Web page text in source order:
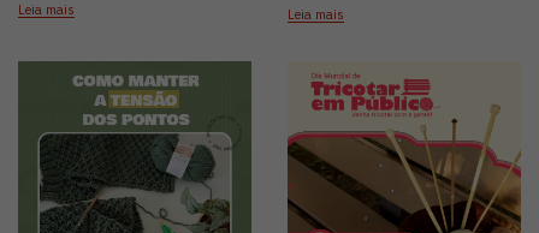
Leia mais Leia mais